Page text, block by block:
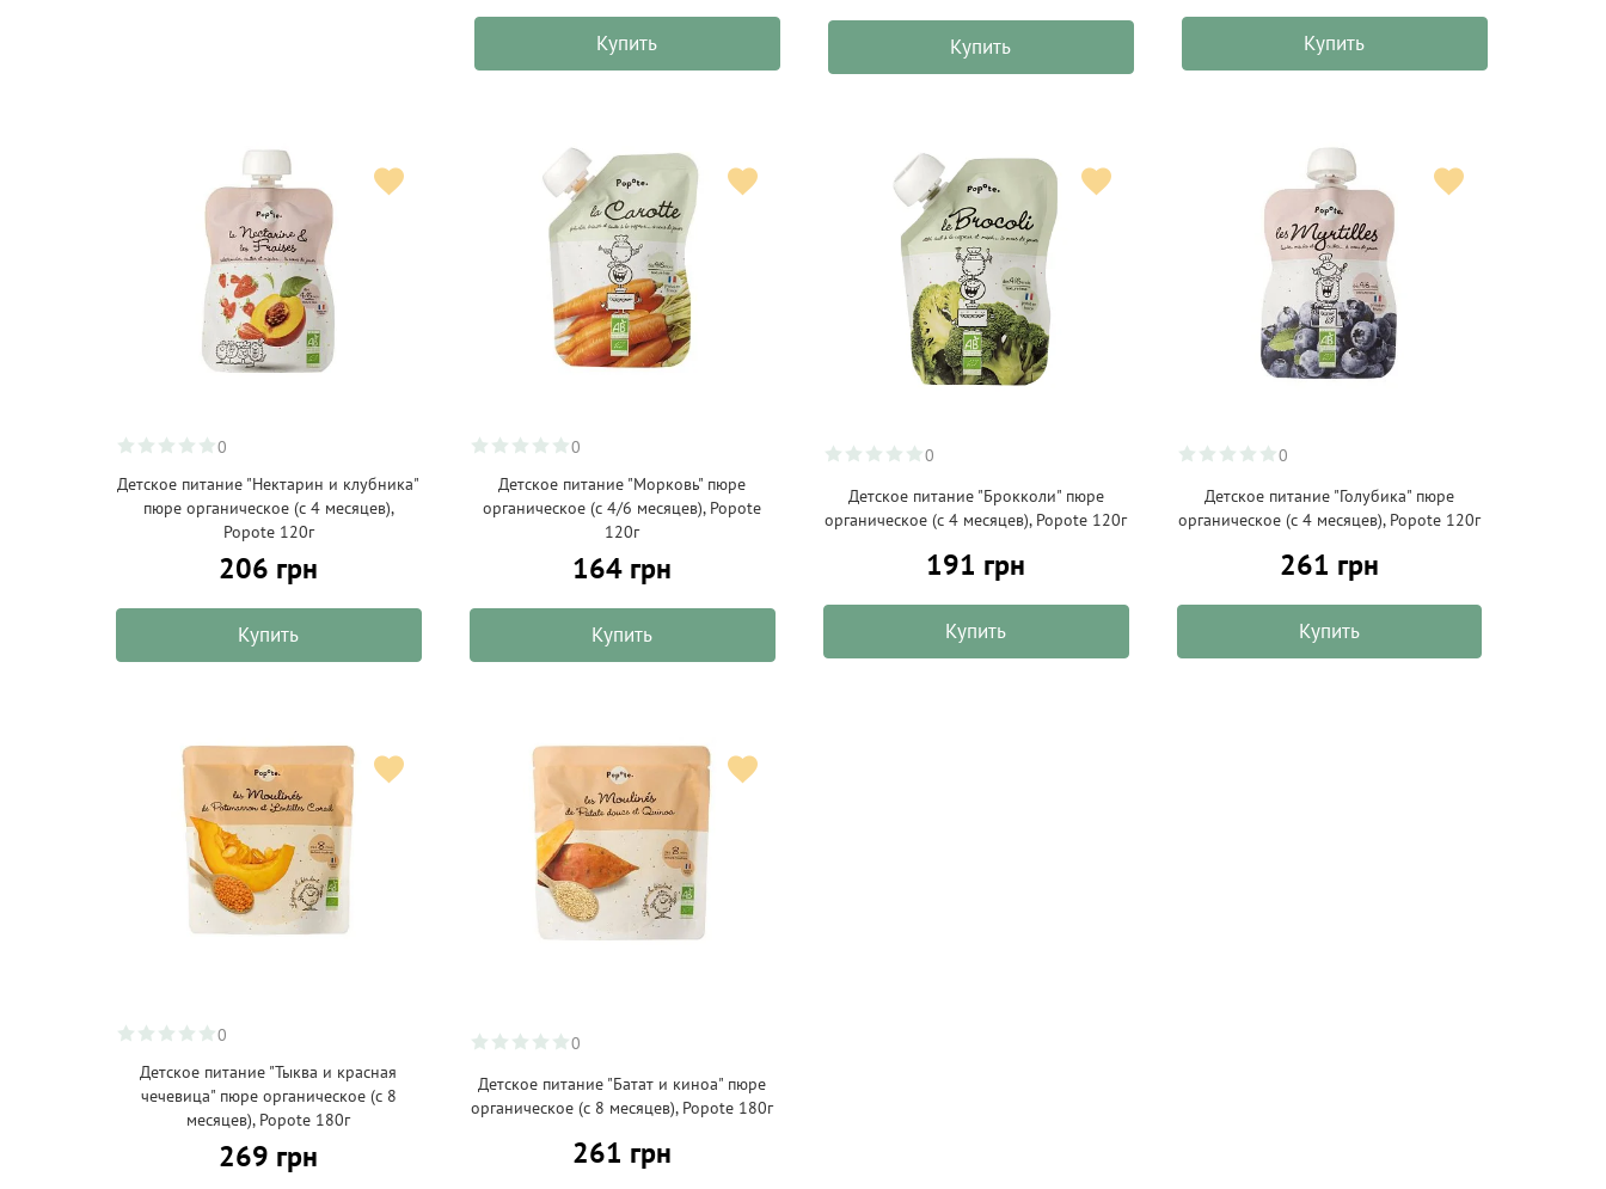
Купить Купить Купить
0
Детское питание "Нектарин и клубника"
пюре органическое (с 4 месяцев),
Popote 120г
206 грн
Купить
0
Детское питание "Морковь" пюре
органическое (с 4/6 месяцев), Popote
120г
164 грн
Купить
0
Детское питание "Брокколи" пюре
органическое (с 4 месяцев), Popote 120г
191 грн
Купить
0
Детское питание "Голубика" пюре
органическое (с 4 месяцев), Popote 120г
261 грн
Купить
0
Детское питание "Тыква и красная
чечевица" пюре органическое (с 8
месяцев), Popote 180г
269 грн
0
Детское питание "Батат и киноа" пюре
органическое (с 8 месяцев), Popote 180г
261 грн